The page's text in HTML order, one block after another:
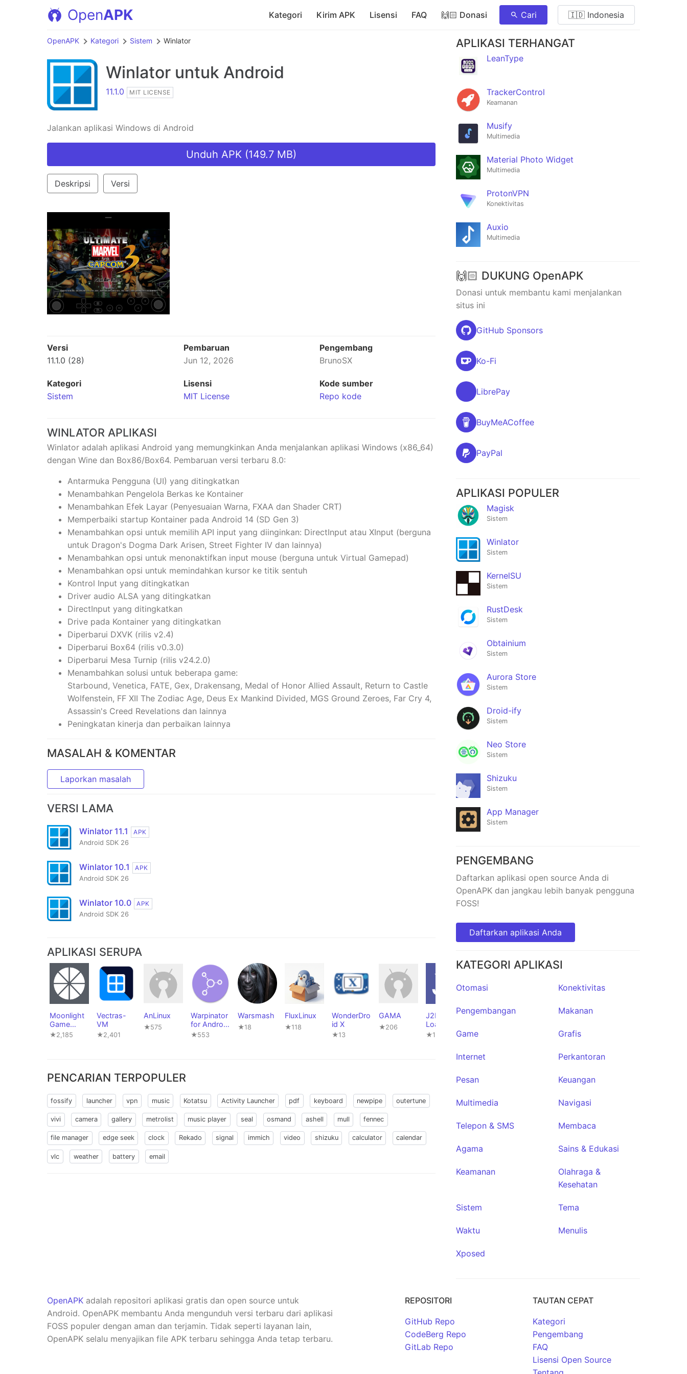
OpenAPK Kategori Kirim APK Lisensi FAQ 🙌🏻 Donasi Cari 🇮🇩 Indonesia
OpenAPK Kategori Sistem Winlator
Winlator untuk Android
11.1.0 MIT LICENSE
Jalankan aplikasi Windows di Android
Unduh APK (149.7 MB)
Deskripsi Versi
Versi
11.1.0 (28)
Pembaruan
Jun 12, 2026
Pengembang
BrunoSX
Kategori
Sistem
Lisensi
MIT License
Kode sumber
Repo kode
WINLATOR APLIKASI
Winlator adalah aplikasi Android yang memungkinkan Anda menjalankan aplikasi Windows (x86_64)
dengan Wine dan Box86/Box64. Pembaruan versi terbaru 8.0:
Antarmuka Pengguna (UI) yang ditingkatkan
Menambahkan Pengelola Berkas ke Kontainer
Menambahkan Efek Layar (Penyesuaian Warna, FXAA dan Shader CRT)
Memperbaiki startup Kontainer pada Android 14 (SD Gen 3)
Menambahkan opsi untuk memilih API input yang diinginkan: DirectInput atau XInput (berguna
untuk Dragon's Dogma Dark Arisen, Street Fighter IV dan lainnya)
Menambahkan opsi untuk menonaktifkan input mouse (berguna untuk Virtual Gamepad)
Menambahkan opsi untuk memindahkan kursor ke titik sentuh
Kontrol Input yang ditingkatkan
Driver audio ALSA yang ditingkatkan
DirectInput yang ditingkatkan
Drive pada Kontainer yang ditingkatkan
Diperbarui DXVK (rilis v2.4)
Diperbarui Box64 (rilis v0.3.0)
Diperbarui Mesa Turnip (rilis v24.2.0)
Menambahkan solusi untuk beberapa game:
Starbound, Venetica, FATE, Gex, Drakensang, Medal of Honor Allied Assault, Return to Castle
Wolfenstein, FF XII The Zodiac Age, Deus Ex Mankind Divided, MGS Ground Zeroes, Far Cry 4,
Assassin's Creed Revelations dan lainnya
Peningkatan kinerja dan perbaikan lainnya
MASALAH & KOMENTAR
Laporkan masalah
VERSI LAMA
Winlator 11.1
APK
Android SDK 26
Winlator 10.1
APK
Android SDK 26
Winlator 10.0
APK
Android SDK 26
APLIKASI SERUPA
Moonlight
Game
Streaming
★2,185
Vectras-
VM
★2,401
AnLinux
★575
Warpinator
for Android
(unofficial)
★553
Warsmash
★18
FluxLinux
★118
WonderDro
id X
★13
GAMA
★206
J2ME
Loader
★1,785
Thanox
PENCARIAN TERPOPULER
fossify launcher vpn music Kotatsu Activity Launcher pdf keyboard newpipe outertune
vivi camera gallery metrolist music player seal osmand ashell mull fennec
file manager edge seek clock Rekado signal immich video shizuku calculator calendar
vlc weather battery email
APLIKASI TERHANGAT
LeanType
TrackerControl
Keamanan
Musify
Multimedia
Material Photo Widget
Multimedia
ProtonVPN
Konektivitas
Auxio
Multimedia
🙌🏻 DUKUNG OpenAPK
Donasi untuk membantu kami menjalankan
situs ini
GitHub Sponsors
Ko-Fi
LibrePay
BuyMeACoffee
PayPal
APLIKASI POPULER
Magisk
Sistem
Winlator
Sistem
KernelSU
Sistem
RustDesk
Sistem
Obtainium
Sistem
Aurora Store
Sistem
Droid-ify
Sistem
Neo Store
Sistem
Shizuku
Sistem
App Manager
Sistem
PENGEMBANG
Daftarkan aplikasi open source Anda di
OpenAPK dan jangkau lebih banyak pengguna
FOSS!
Daftarkan aplikasi Anda
KATEGORI APLIKASI
Otomasi Konektivitas
Pengembangan Makanan
Game Grafis
Internet Perkantoran
Pesan Keuangan
Multimedia Navigasi
Telepon & SMS Membaca
Agama Sains & Edukasi
Keamanan
Olahraga &
Kesehatan
Sistem Tema
Waktu Menulis
Xposed
OpenAPK adalah repositori aplikasi gratis dan open source untuk
Android. OpenAPK membantu Anda mengunduh versi terbaru dari aplikasi
FOSS populer dengan aman dan terjamin. Tidak seperti layanan lain,
OpenAPK selalu menyajikan file APK terbaru sehingga Anda tetap terbaru.
REPOSITORI
GitHub Repo
CodeBerg Repo
GitLab Repo
TAUTAN CEPAT
Kategori
Pengembang
FAQ
Lisensi Open Source